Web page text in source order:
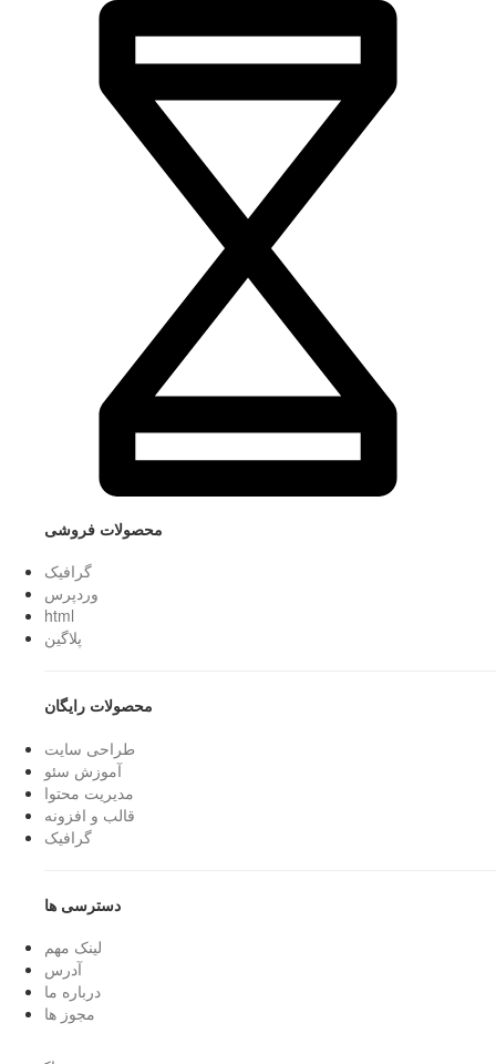
محصولات فروشی
گرافیک
وردپرس
html
پلاگین
محصولات رایگان
طراحی سایت
آموزش سئو
مدیریت محتوا
قالب و افزونه
گرافیک
دسترسی ها
لینک مهم
آدرس
درباره ما
مجوز ها